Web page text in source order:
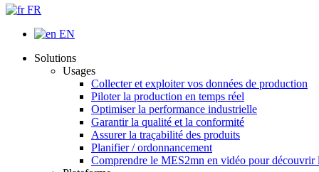
FR
EN
Solutions
Usages
Collecter et exploiter vos données de production
Piloter la production en temps réel
Optimiser la performance industrielle
Garantir la qualité et la conformité
Assurer la traçabilité des produits
Planifier / ordonnancement
Comprendre le MES2mn en vidéo pour découvrir